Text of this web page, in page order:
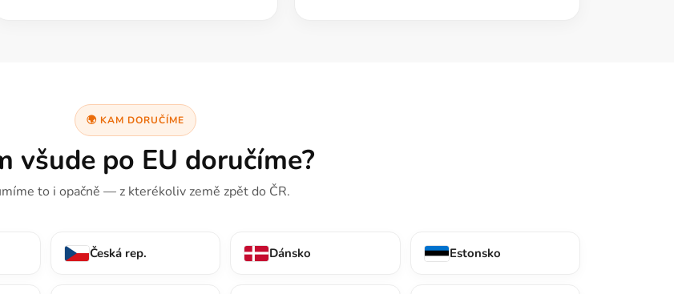
🌍 KAM DORUČÍME
všude po EU doručíme?
to i opačně — z kterékoliv země zpět do ČR.
Česká rep. Dánsko Estonsko